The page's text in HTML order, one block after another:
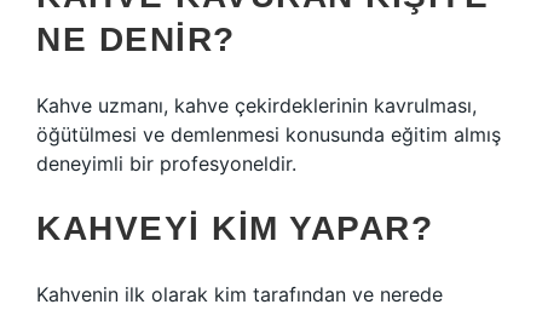
NE DENIR?
Kahve uzmanı, kahve çekirdeklerinin kavrulması,
öğütülmesi ve demlenmesi konusunda eğitim almış
deneyimli bir profesyoneldir.
KAHVEYI KIM YAPAR?
Kahvenin ilk olarak kim tarafından ve nerede